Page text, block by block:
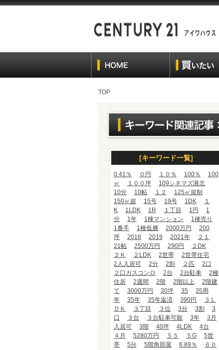
TOP
[キーワード一覧]
0.41％ ０円 １０％ 100％
100
㎡
１００坪
109シネマズ港北
10分
10帖 １２
125㎡規制
150㎡超
15号 19号 1DK
１
K
1LDK 1R １丁目 1円
1
分
1年 1棟マンション
1棟売り
1番手
1種低層 2000万円
200
坪
2018 2019 2021年
２１
21帖
2500万円 290円
２DK
２Ｋ
２LDK 2世帯
2世帯住宅
2人入居可
2分 2割 ２匹
2口
２口ガスコンロ
2台 2台駐車
2種
住居
2週間 2階 2階以上
2階建
て
3000万円 30坪 35
35周
年
35年 35年返済 390円
３Ｌ
ＤＫ
３丁目 ３位 3分 3割
3
口
３台 ３台駐車可能 3年
3月
入居可
3階 40坪 4LDK
4台
４月
5280万円 ５５ ５G
5世
帯
5分 5階角部屋 6.89％
６０